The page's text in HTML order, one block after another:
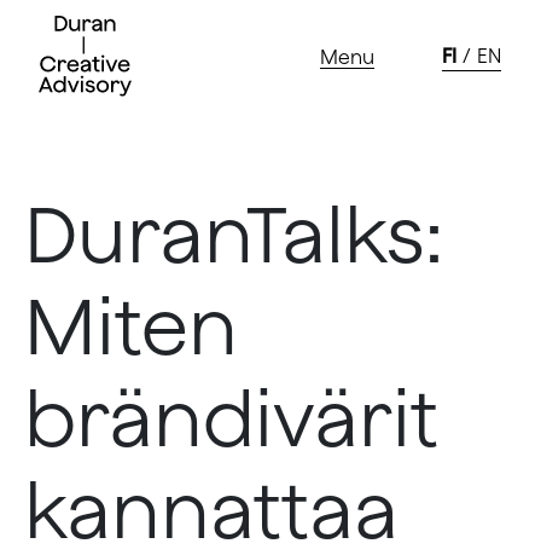
content
Menu FI EN
DuranTalks:
Miten
brändivärit
kannattaa